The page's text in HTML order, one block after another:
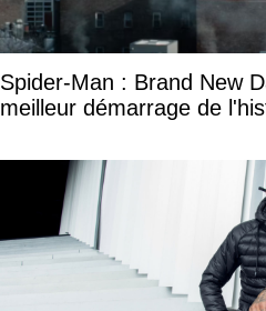
Spider-Man : Brand New
meilleur démarrage de